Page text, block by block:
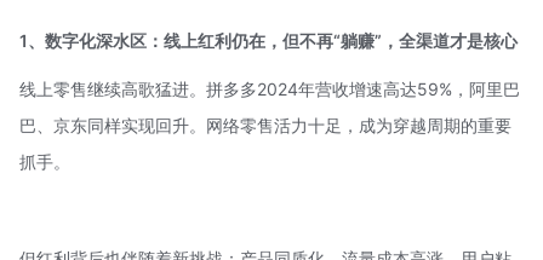
1、数字化深水区： 线上红利仍在， 但不再“躺赚”，全渠道才是核心
线上零售继续高歌猛进。拼多多2024年营收增速高达59%，阿里巴
巴、京东同样实现回升。网络零售活力十足，成为穿越周期的重要
抓手。